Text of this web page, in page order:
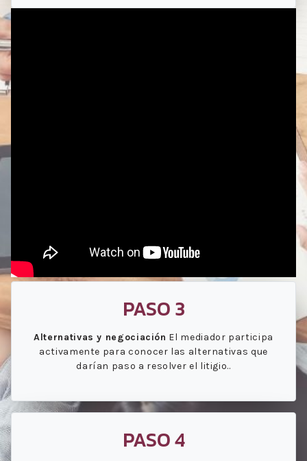
PASO 3
Alternativas y negociación El mediador participa
activamente para conocer las alternativas que
darían paso a resolver el litigio..
PASO 4